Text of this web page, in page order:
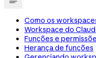
Como os
Workspace do
Funções e
Herança de funções